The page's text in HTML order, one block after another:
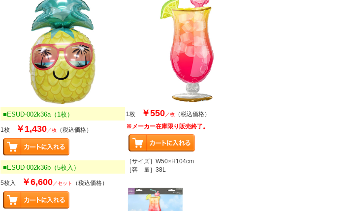
■ESUD-002k36a（1枚）
1枚 ￥1,430／枚 （税込価格）
■ESUD-002k36b（5枚入）
5枚入 ￥6,600／セット （税込価格）
1枚 ￥550／枚
（税込価格）
※メーカー在庫限り販売終了。
［サイズ］W50×H104cm
［容 量］38L